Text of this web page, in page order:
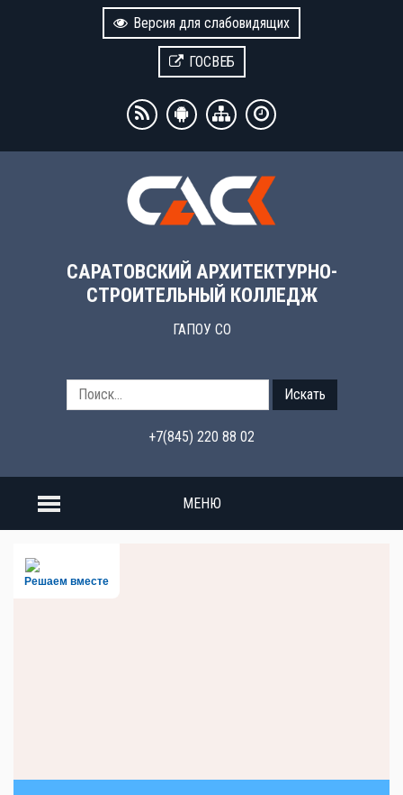
Версия для слабовидящих
ГОСВЕБ
САРАТОВСКИЙ АРХИТЕКТУРНО-
СТРОИТЕЛЬНЫЙ КОЛЛЕДЖ
ГАПОУ СО
Искать
+7(845) 220 88 02
МЕНЮ
Решаем вместе